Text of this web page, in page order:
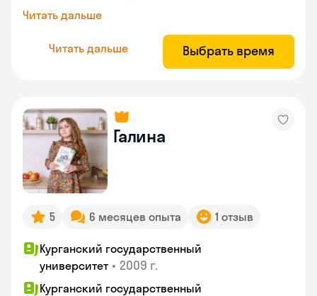
Читать дальше
Читать дальше Выбрать время
Галина
5 6 месяцев опыта 1 отзыв
Курганский государственный
университет • 2009 г.
Курганский государственный